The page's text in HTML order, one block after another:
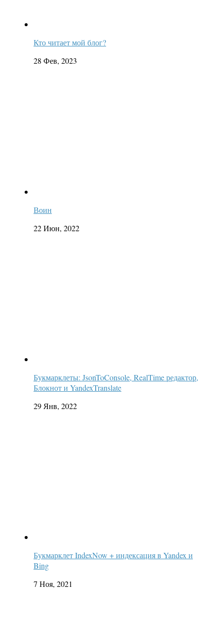
Кто читает мой блог?
28 Фев, 2023
Воин
22 Июн, 2022
Букмарклеты: JsonToConsole, RealTime редактор,
Блокнот и YandexTranslate
29 Янв, 2022
Букмарклет IndexNow + индексация в Yandex и
Bing
7 Ноя, 2021